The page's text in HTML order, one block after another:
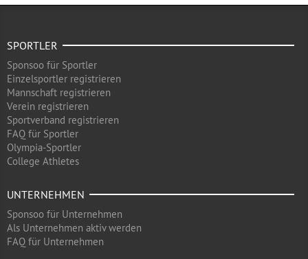
SPORTLER
Sponsoo für Sportler
Einzelsportler registrieren
Mannschaft registrieren
Verein registrieren
Sportverband registrieren
FAQ für Sportler
Olympia-Sportler
College Athletes
UNTERNEHMEN
Sponsoo für Unternehmen
Als Unternehmen aktiv werden
FAQ für Unternehmen